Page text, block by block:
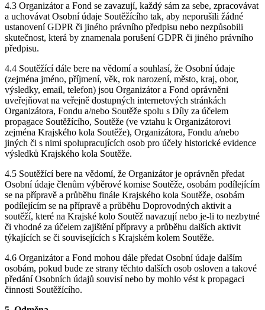
4.3 Organizátor a Fond se zavazují, každý sám za sebe, zpracovávat
a uchovávat Osobní údaje Soutěžícího tak, aby neporušili žádné
ustanovení GDPR či jiného právního předpisu nebo nezpůsobili
skutečnost, která by znamenala porušení GDPR či jiného právního
předpisu.
4.4 Soutěžící dále bere na vědomí a souhlasí, že Osobní údaje
(zejména jméno, příjmení, věk, rok narození, město, kraj, obor,
výsledky, email, telefon) jsou Organizátor a Fond oprávněni
uveřejňovat na veřejně dostupných internetových stránkách
Organizátora, Fondu a/nebo Soutěže spolu s Díly za účelem
propagace Soutěžícího, Soutěže (ve vztahu k Organizátorovi
zejména Krajského kola Soutěže), Organizátora, Fondu a/nebo
jiných či s nimi spolupracujících osob pro účely historické evidence
výsledků Krajského kola Soutěže.
4.5 Soutěžící bere na vědomí, že Organizátor je oprávněn předat
Osobní údaje členům výběrové komise Soutěže, osobám podílejícím
se na přípravě a průběhu finále Krajského kola Soutěže, osobám
podílejícím se na přípravě a průběhu Doprovodných aktivit a
soutěží, které na Krajské kolo Soutěž navazují nebo je-li to nezbytné
či vhodné za účelem zajištění přípravy a průběhu dalších aktivit
týkajících se či souvisejících s Krajském kolem Soutěže.
4.6 Organizátor a Fond mohou dále předat Osobní údaje dalším
osobám, pokud bude ze strany těchto dalších osob osloven a takové
předání Osobních údajů souvisí nebo by mohlo vést k propagaci
činnosti Soutěžícího.